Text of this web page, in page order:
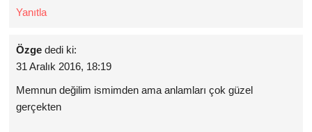
Yanıtla
Özge dedi ki:
31 Aralık 2016, 18:19
Memnun değilim ismimden ama anlamları çok güzel
gerçekten